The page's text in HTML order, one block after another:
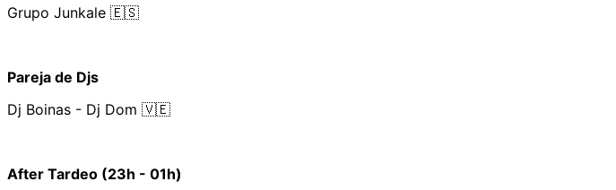
Grupo Junkale 🇪🇸
Pareja de Djs
Dj Boinas - Dj Dom 🇻🇪
After Tardeo (23h - 01h)